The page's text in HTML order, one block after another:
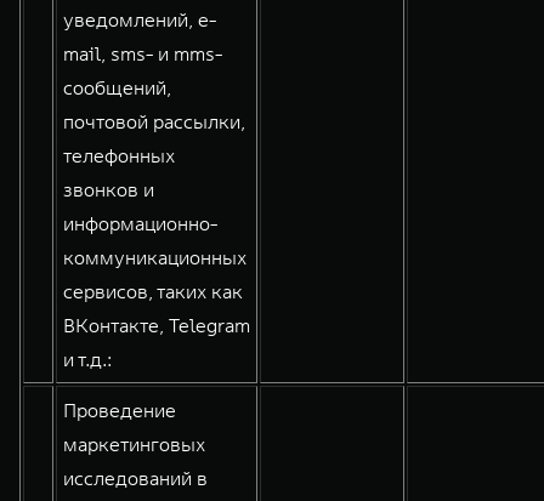
уведомлений, e-
mail, sms- и mms-
сообщений,
почтовой рассылки,
телефонных
звонков и
информационно-
коммуникационных
сервисов, таких как
ВКонтакте, Telegram
и т.д.:
Проведение
маркетинговых
исследований в